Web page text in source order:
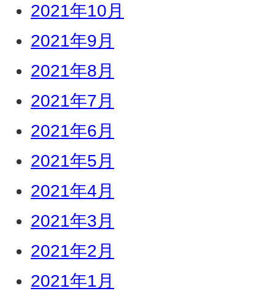
2021年10月
2021年9月
2021年8月
2021年7月
2021年6月
2021年5月
2021年4月
2021年3月
2021年2月
2021年1月